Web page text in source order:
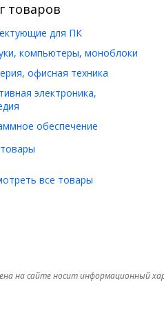
товаров
для ПК
компьютеры, моноблоки
офисная техника
электроника,
обеспечение
все товары
на сайте носит информационный